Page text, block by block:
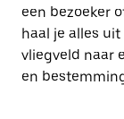
een bezoeker
haal je alles uit
vliegveld naar
en